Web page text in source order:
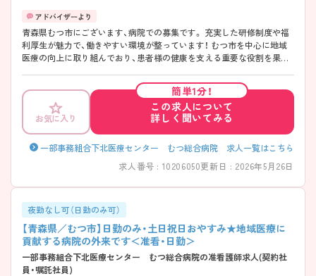
青森県むつ市にございます、病院での募集です。 充実した研修制度や福
利厚生が魅力で、働きやすい環境が整っています！ むつ市を中心に地域
医療の向上に取り組んでおり、患者様の健康を支える重要な役割を果た
ントもお伝えしますので是非ご応募お待ちしております♪
お気に入り
簡単1分！
この求人について
詳しく聞いてみる
一部事務組合下北医療センター むつ総合病院 求人一覧はこちら
求人番号 : 10206050更新日 : 2026年5月26日
夜勤なし可（日勤のみ可）
【青森県／むつ市】日勤のみ・土日祝日おやすみ★地域医療に
貢献する病院の外来です＜准看・日勤＞
一部事務組合下北医療センター むつ総合病院の准看護師求人(契約社
員・嘱託社員)